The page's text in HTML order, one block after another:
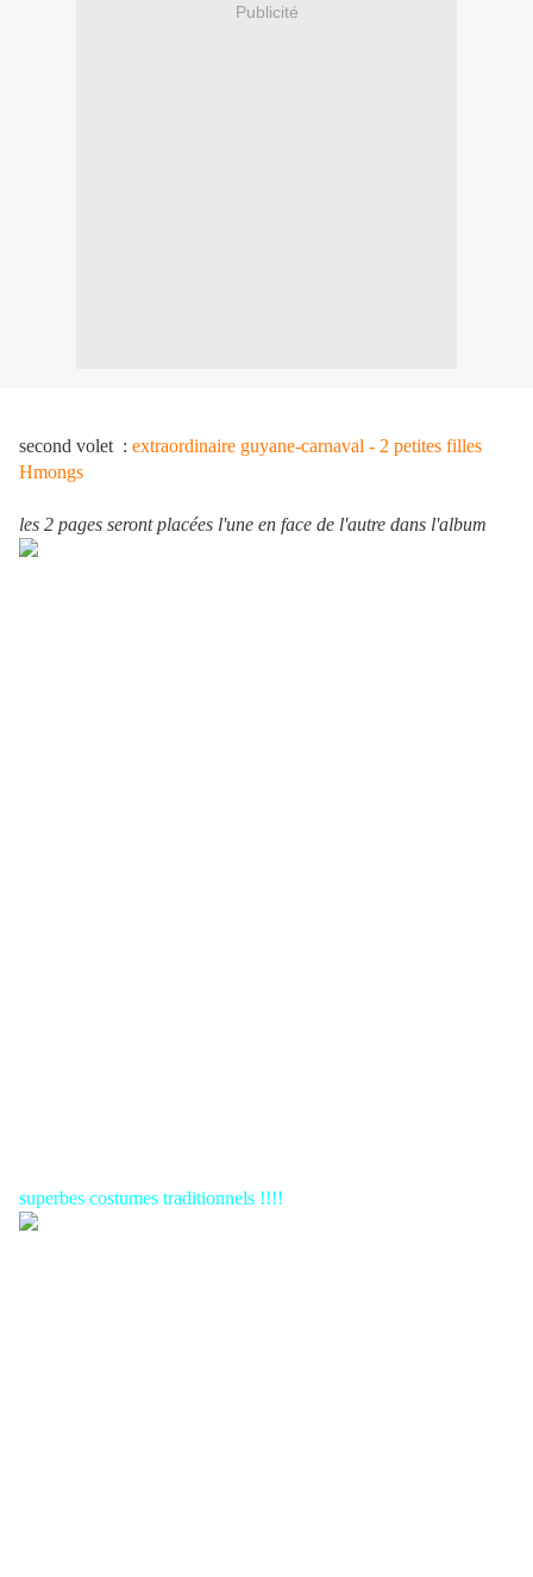
Publicité
second volet : extraordinaire guyane-carnaval - 2 petites filles
Hmongs
les 2 pages seront placées l'une en face de l'autre dans l'album
superbes costumes traditionnels !!!!